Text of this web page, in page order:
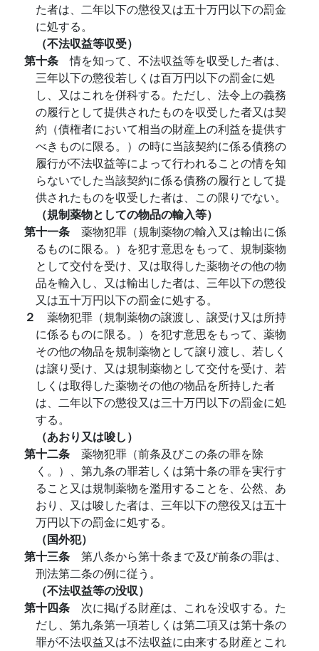
た者は、二年以下の懲役又は五十万円以下の罰金
に処する。
（不法収益等収受）
第十条情を知って、不法収益等を収受した者は、
三年以下の懲役若しくは百万円以下の罰金に処
し、又はこれを併科する。ただし、法令上の義務
の履行として提供されたものを収受した者又は契
約（債権者において相当の財産上の利益を提供す
べきものに限る。）の時に当該契約に係る債務の
履行が不法収益等によって行われることの情を知
らないでした当該契約に係る債務の履行として提
供されたものを収受した者は、この限りでない。
（規制薬物としての物品の輸入等）
第十一条 薬物犯罪（規制薬物の輸入又は輸出に係
るものに限る。）を犯す意思をもって、規制薬物
として交付を受け、又は取得した薬物その他の物
品を輸入し、又は輸出した者は、三年以下の懲役
又は五十万円以下の罰金に処する。
２ 薬物犯罪（規制薬物の譲渡し、譲受け又は所持
に係るものに限る。）を犯す意思をもって、薬物
その他の物品を規制薬物として譲り渡し、若しく
は譲り受け、又は規制薬物として交付を受け、若
しくは取得した薬物その他の物品を所持した者
は、二年以下の懲役又は三十万円以下の罰金に処
する。
（あおり又は唆し）
第十二条 薬物犯罪（前条及びこの条の罪を除
く。）、第九条の罪若しくは第十条の罪を実行す
ること又は規制薬物を濫用することを、公然、あ
おり、又は唆した者は、三年以下の懲役又は五十
万円以下の罰金に処する。
（国外犯）
第十三条 第八条から第十条まで及び前条の罪は、
刑法第二条の例に従う。
（不法収益等の没収）
第十四条 次に掲げる財産は、これを没収する。た
だし、第九条第一項若しくは第二項又は第十条の
罪が不法収益又は不法収益に由来する財産とこれ